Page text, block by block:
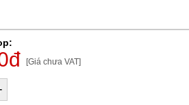
[Giá chưa VAT]